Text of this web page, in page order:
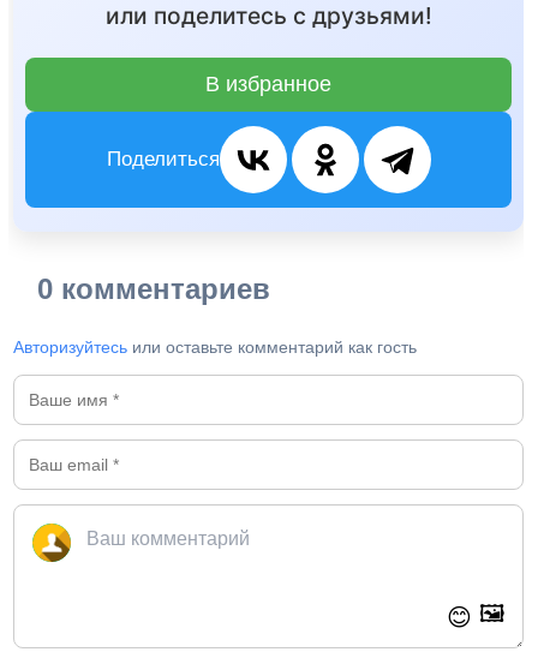
или поделитесь с друзьями!
В избранное
Поделиться
0 комментариев
Авторизуйтесь или оставьте комментарий как гость
😊 🖼️